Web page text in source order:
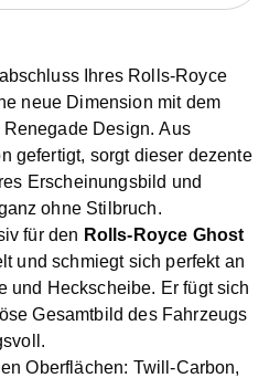
Ihres Rolls-Royce
neue Dimension mit dem
Design. Aus
gefertigt, sorgt dieser dezente
Erscheinungsbild und
ohne Stilbruch.
für den Rolls-Royce Ghost
und schmiegt sich perfekt an
und Heckscheibe. Er fügt sich
Gesamtbild des Fahrzeugs
Oberflächen: Twill-Carbon,